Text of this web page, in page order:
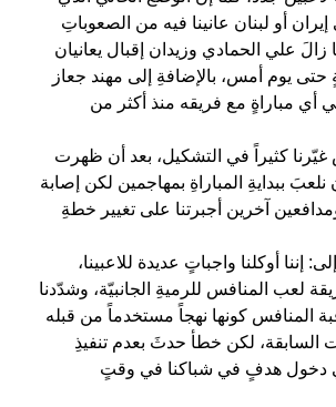
أو لبنان عانينا فيه من الصعوباتِ
علي الحمادي وزيدان إقبال يعانيان
يوم أمس، بالإضافةِ إلى مهند جعاز
أي مباراةٍ مع فريقه منذ أكثر من
كثيراً في التشكيل، بعد أن ظهرت
نلعبَ ببدايةِ المباراةِ بمهاجمين لكن إصابة
آخرين أجبرتنا على تغيير خطةِ
إننا أوكلنا واجباتٍ عديدة للاعبينا،
لعب المنافس للرميةِ الجانبيّة، وشدّدنا
المنافس كونها نهجاً مستخدماً من قبله
السابقة، لكن خطأ حدثَ بعدم تنفيذِ
دخول هدفٍ في شباكنا في وقتٍ